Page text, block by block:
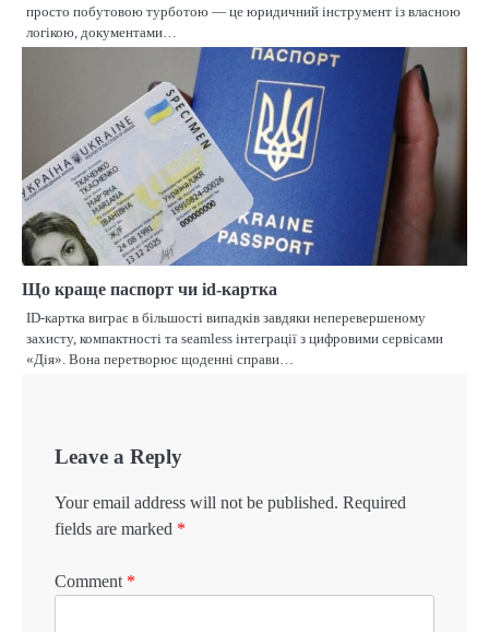
просто побутовою турботою — це юридичний інструмент із власною
логікою, документами…
Що краще паспорт чи id-картка
ID-картка виграє в більшості випадків завдяки неперевершеному
захисту, компактності та seamless інтеграції з цифровими сервісами
«Дія». Вона перетворює щоденні справи…
Leave a Reply
Your email address will not be published. Required
fields are marked *
Comment *